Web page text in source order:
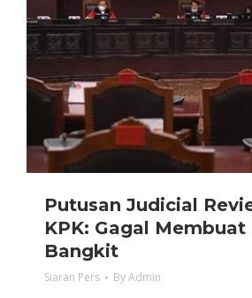
Putusan Judicial
KPK: Gagal Membuat
Bangkit
Siaran Pers ByAdmin